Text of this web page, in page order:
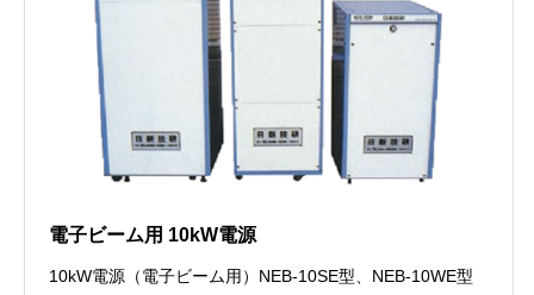
電子ビーム用 10kW電源
10kW電源（電子ビーム用）NEB-10SE型、NEB-10WE型